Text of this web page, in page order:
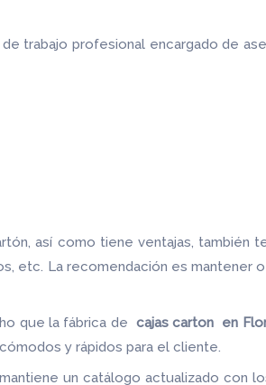
trabajo profesional encargado de
así como tiene ventajas, también
etc. La recomendación es mantener
que la fábrica de cajas carton en
y rápidos para el cliente.
mantiene un catálogo actualizado con